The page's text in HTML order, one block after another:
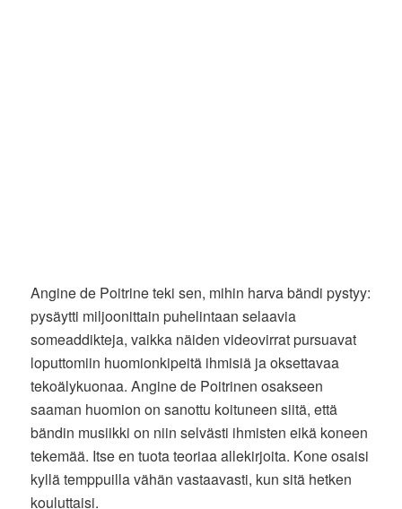
Angine de Poitrine teki sen, mihin harva bändi pystyy:
pysäytti miljoonittain puhelintaan selaavia
someaddikteja, vaikka näiden videovirrat pursuavat
loputtomiin huomionkipeitä ihmisiä ja oksettavaa
tekoälykuonaa. Angine de Poitrinen osakseen
saaman huomion on sanottu koituneen siitä, että
bändin musiikki on niin selvästi ihmisten eikä koneen
tekemää. Itse en tuota teoriaa allekirjoita. Kone osaisi
kyllä temppuilla vähän vastaavasti, kun sitä hetken
kouluttaisi.